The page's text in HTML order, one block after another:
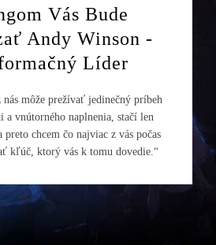
Vás Bude
Andy Winson -
Líder
nás môže prežívať jedinečný príbeh
a vnútorného naplnenia, stačí len
chcem čo najviac z vás počas
kľúč, ktorý vás k tomu dovedie.“